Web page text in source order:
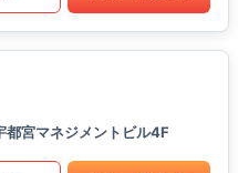
宮マネジメントビル4F